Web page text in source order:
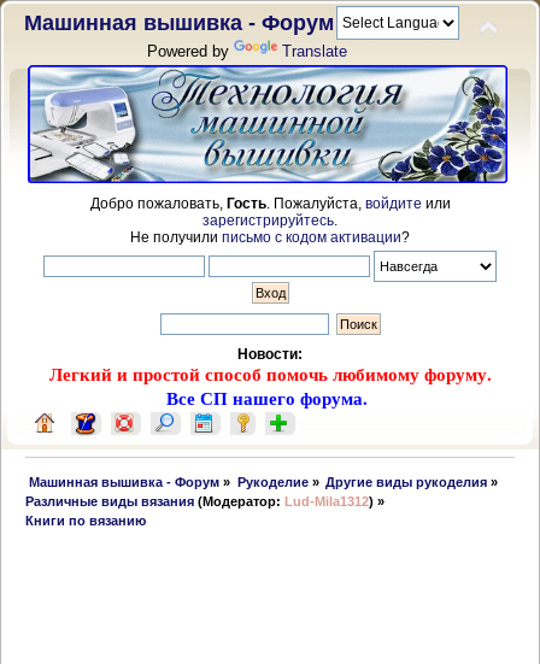
Машинная вышивка - Форум
Powered by Translate
Добро пожаловать, Гость. Пожалуйста, войдите или
зарегистрируйтесь
Не получили письмо с кодом активации?
Новости:
Легкий и простой способ помочь любимому форуму.
Все СП нашего форума.
Машинная вышивка - Форум » Рукоделие» Другие виды рукоделия »
Различные виды вязания (Модератор:Lud-Mila1312) »
Книги по вязанию